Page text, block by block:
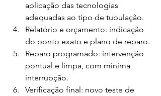
aplicação das tecnologias
adequadas ao tipo de tubulação.
Relatório e orçamento: indicação
do ponto exato e plano de reparo.
Reparo programado: intervenção
pontual e limpa, com mínima
interrupção.
Verificação final: novo teste de